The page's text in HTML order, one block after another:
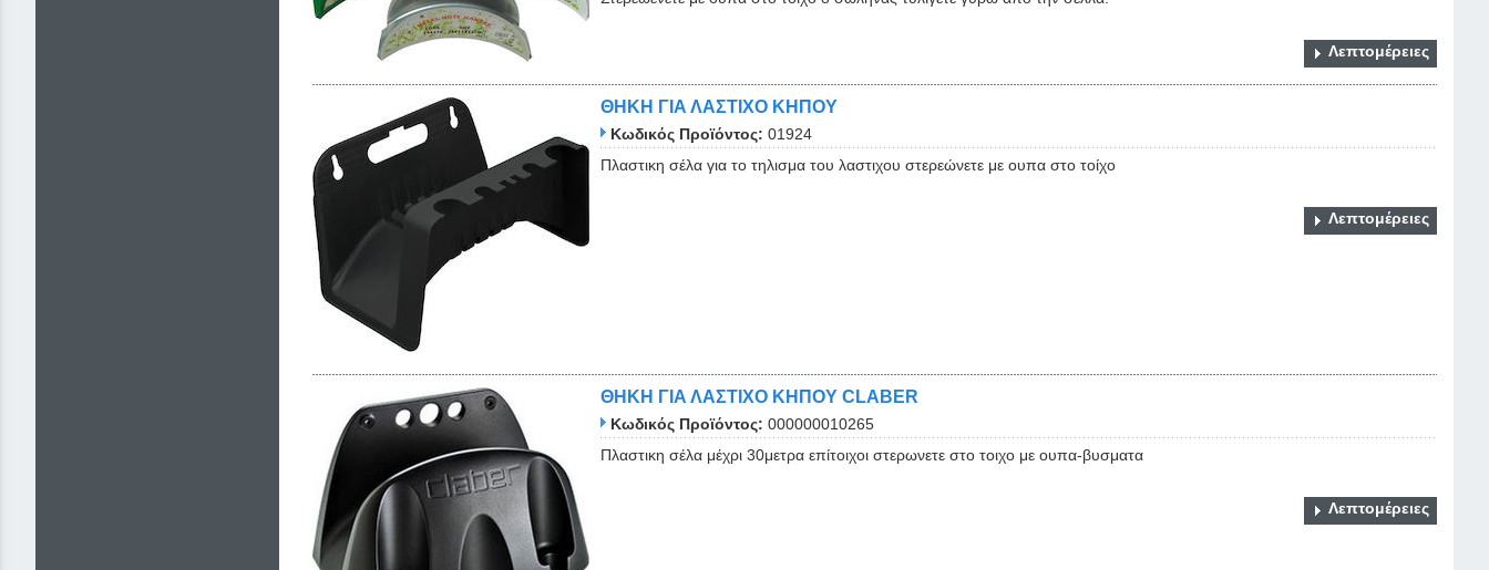
Λεπτομέρειες
ΘΗΚΗ ΓΙΑ ΛΑΣΤΙΧΟ ΚΗΠΟΥ
Κωδικός Προϊόντος: 01924
Πλαστικη σέλα για το τηλισμα του λαστιχου στερεώνετε με ουπα στο τοίχο
Λεπτομέρειες
ΘΗΚΗ ΓΙΑ ΛΑΣΤΙΧΟ ΚΗΠΟΥ CLABER
Κωδικός Προϊόντος: 000000010265
Πλαστικη σέλα μέχρι 30μετρα επίτοιχοι στερωνετε στο τοιχο με ουπα-βυσματα
Λεπτομέρειες